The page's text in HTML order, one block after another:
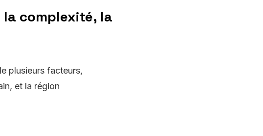
complexité, la
plusieurs facteurs,
et la région